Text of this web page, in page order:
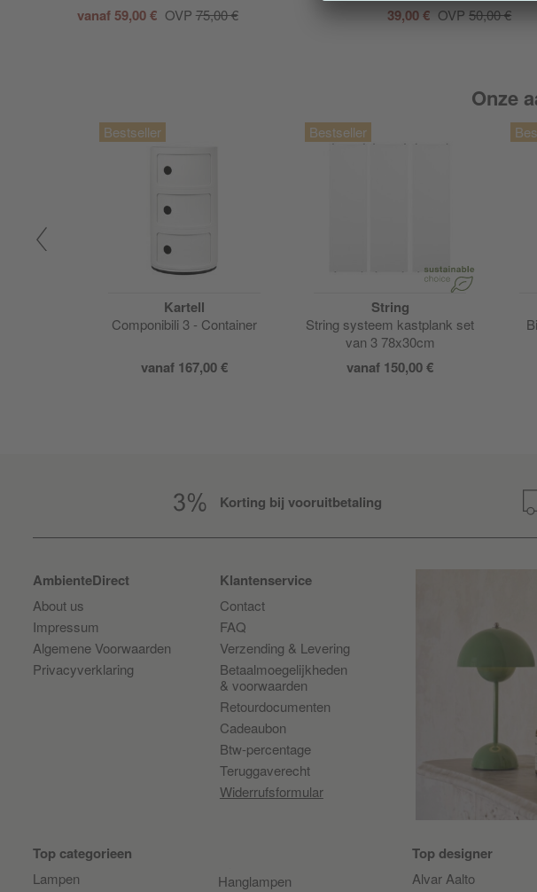
vanaf 59,00 € OVP 75,00 €
39,00 € OVP50,00 €
Onze
Kartell
Componibili 3 - Container
vanaf 167,00 €
String
String systeem kastplank set
van 3 78x30cm
vanaf 150,00 €
Korting bij vooruitbetaling
AmbienteDirect
About us
Impressum
Algemene Voorwaarden
Privacyverklaring
Klantenservice
Contact
FAQ
Verzending & Levering
Betaalmoegelijkheden
& voorwaarden
Retourdocumenten
Cadeaubon
Btw-percentage
Teruggaverecht
Widerrufsformular
Top categorieen
Lampen
Hanglampen
Top designer
Alvar Aalto